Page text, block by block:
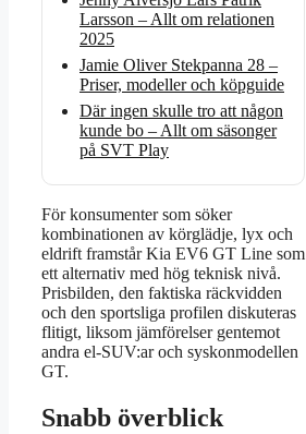
Larsson – Allt om relationen
2025
Jamie Oliver Stekpanna 28 –
Priser, modeller och köpguide
Där ingen skulle tro att någon
kunde bo – Allt om säsonger
på SVT Play
För konsumenter som söker
kombinationen av körglädje, lyx och
eldrift framstår Kia EV6 GT Line som
ett alternativ med hög teknisk nivå.
Prisbilden, den faktiska räckvidden
och den sportsliga profilen diskuteras
flitigt, liksom jämförelser gentemot
andra el-SUV:ar och syskonmodellen
GT.
Snabb överblick